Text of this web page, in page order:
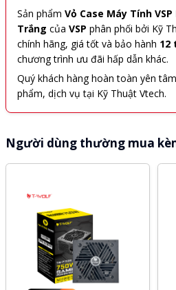
Sản phẩm Vỏ Case Máy Tính
Trắng của VSP phân phối bởi Kỹ
chính hãng, giá tốt và bảo hành 12
chương trình ưu đãi hấp dẫn khác.
Quý khách hàng hoàn toàn yên
phẩm, dịch vụ tại Kỹ Thuật Vtech.
Người dùng thường mua